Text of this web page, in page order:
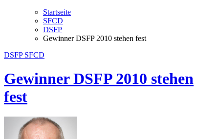
Startseite
SFCD
DSFP
Gewinner DSFP 2010 stehen fest
DSFP SFCD
Gewinner DSFP 2010 stehen
fest